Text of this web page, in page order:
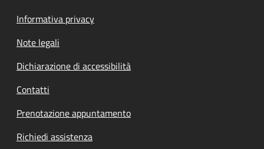
Informativa privacy
Note legali
Dichiarazione di accessibilità
Contatti
Prenotazione appuntamento
Richiedi assistenza